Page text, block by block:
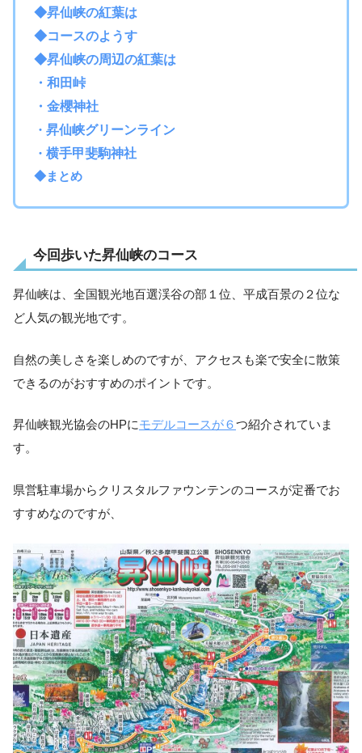
◆昇仙峡の紅葉は
◆コースのようす
◆昇仙峡の周辺の紅葉は
・和田峠
・金櫻神社
・ 昇仙峡グリーンライン
・ 横手甲斐駒神社
◆まとめ
今回歩いた昇仙峡のコース
昇仙峡は、全国観光地百選渓谷の部１位、平成百景の２位な
ど人気の観光地です。
自然の美しさを楽しめのですが、アクセスも楽で安全に散策
できるのがおすすめのポイントです。
昇仙峡観光協会のHPにモデルコースが６つ紹介されていま
す。
県営駐車場からクリスタルファウンテンのコースが定番でお
すすめなのですが、